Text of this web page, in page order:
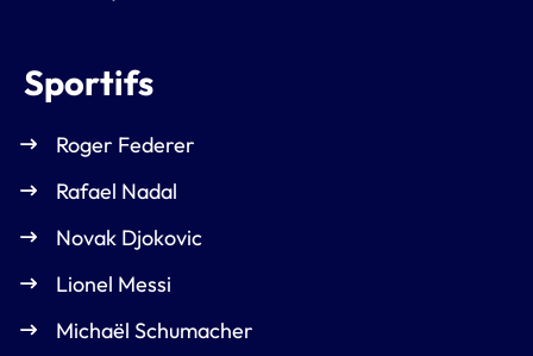
Sportifs
Roger Federer
Rafael Nadal
Novak Djokovic
Lionel Messi
Michaël Schumacher